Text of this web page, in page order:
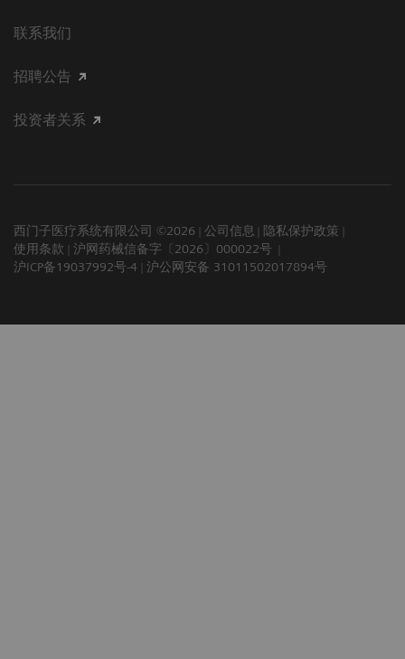
联系我们
招聘公告
投资者关系
西门子医疗系统有限公司 ©2026 公司信息
隐私保护政策
使用条款
沪网药械信备字〔2026〕000022号
沪ICP备19037992号-4
沪公网安备 31011502017894号